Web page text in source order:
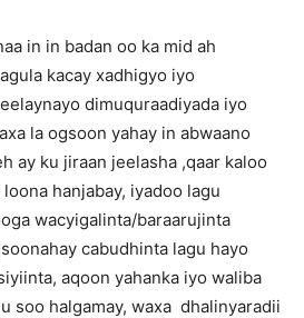
in in badan oo ka mid ah
kacay xadhigyo iyo
dimuquraadiyada iyo
la ogsoon yahay in abwaano
ay ku jiraan jeelasha ,qaar kaloo
hanjabay, iyadoo lagu
wacyigalinta/baraarujinta
cabudhinta lagu hayo
aqoon yahanka iyo waliba
soo halgamay, waxa dhalinyaradii